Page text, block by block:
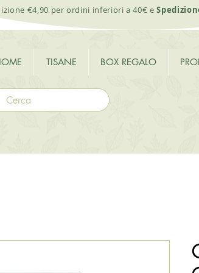
TISANE BOX REGALO
€4,90 per ordini inferiori a 40€ e